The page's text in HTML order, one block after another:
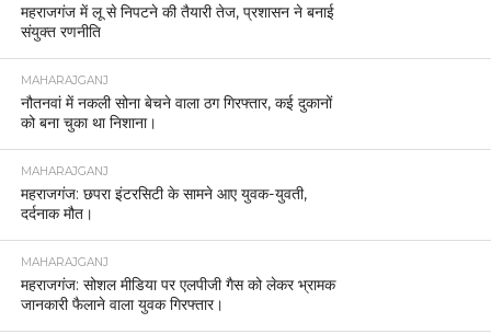
महराजगंज में लू से निपटने की तैयारी तेज, प्रशासन ने बनाई
संयुक्त रणनीति
MAHARAJGANJ
नौतनवां में नकली सोना बेचने वाला ठग गिरफ्तार, कई दुकानों
को बना चुका था निशाना।
MAHARAJGANJ
महराजगंज: छपरा इंटरसिटी के सामने आए युवक-युवती,
दर्दनाक मौत।
MAHARAJGANJ
महराजगंज: सोशल मीडिया पर एलपीजी गैस को लेकर भ्रामक
जानकारी फैलाने वाला युवक गिरफ्तार।